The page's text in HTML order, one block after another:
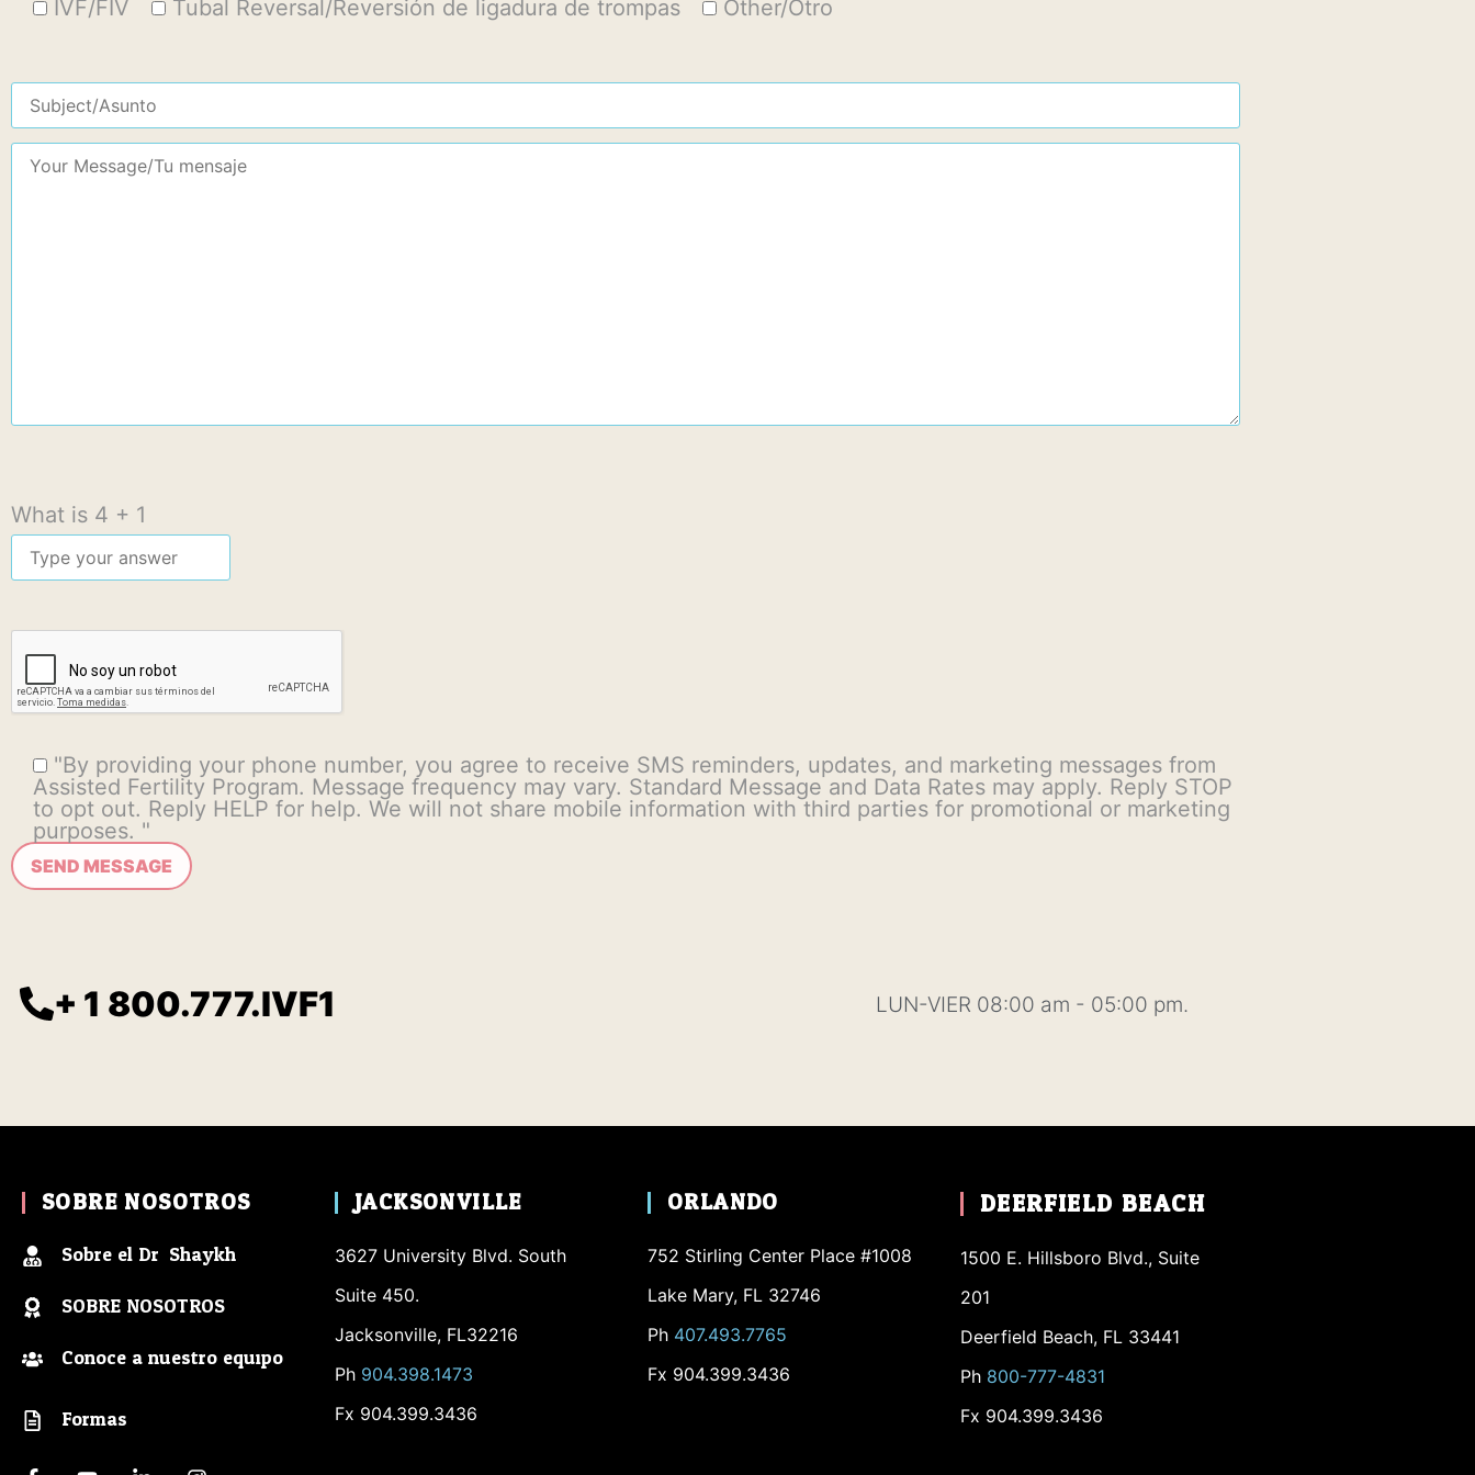
IVF/FIV
Tubal Reversal/Reversión de ligadura de trompas Other/Otro
What is 4 + 1
"By providing your phone number, you agree to receive SMS reminders, updates, and marketing messages from
Assisted Fertility Program. Message frequency may vary. Standard Message and Data Rates may apply. Reply STOP
to opt out. Reply HELP for help. We will not share mobile information with third parties for promotional or marketing
purposes. "
+ 1 800.777.IVF1 LUN-VIER 08:00 am - 05:00 pm.
SOBRE NOSOTROS
Sobre el Dr. Shaykh
SOBRE NOSOTROS
Conoce a nuestro equipo
Formas
JACKSONVILLE
3627 University Blvd. South
Suite 450.
Jacksonville, FL32216
Ph 904.398.1473
Fx 904.399.3436
ORLANDO
752 Stirling Center Place #1008
Lake Mary, FL 32746
Ph 407.493.7765
Fx 904.399.3436
DEERFIELD BEACH
1500 E. Hillsboro Blvd., Suite
201
Deerfield Beach, FL 33441
Ph 800-777-4831
Fx 904.399.3436